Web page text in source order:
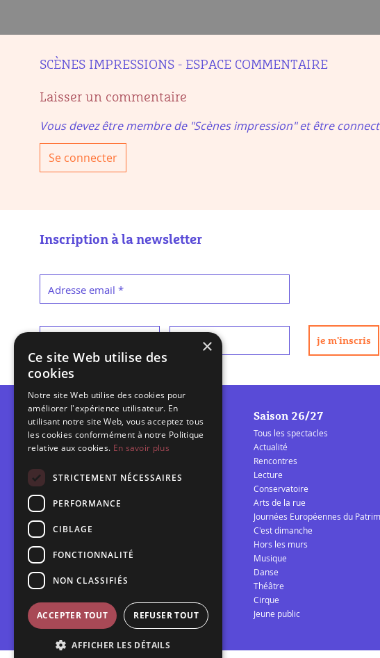
SCÈNES IMPRESSIONS - ESPACE COMMENTAIRE
Laisser un commentaire
Vous devez être membre de "Scènes impression" et être
Se connecter
Inscription à la newsletter
Adresse email *
*
La Barcarolle
Établissement Public de
Coopération Culturelle
spectacle vivant Audomarois
Saison 26/27
Tous les spectacles
Actualité
Rencontres
Lecture
Conservatoire
Arts de la rue
Journées Européennes du
C'est dimanche
Hors les murs
Musique
Danse
Théâtre
Cirque
Jeune public
×
Ce site Web utilise des
cookies
Notre site Web utilise des cookies pour
améliorer l'expérience utilisateur. En
utilisant notre site Web, vous acceptez tous
les cookies conformément à notre Politique
relative aux cookies. En savoir plus
STRICTEMENT NÉCESSAIRES
PERFORMANCE
CIBLAGE
FONCTIONNALITÉ
NON CLASSIFIÉS
ACCEPTER TOUT REFUSER TOUT
AFFICHER LES DÉTAILS